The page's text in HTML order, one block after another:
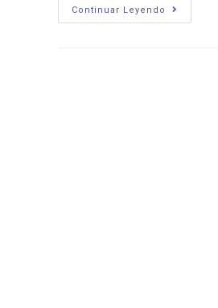
entrada:
Continuar Leyendo
Exe
Comercial